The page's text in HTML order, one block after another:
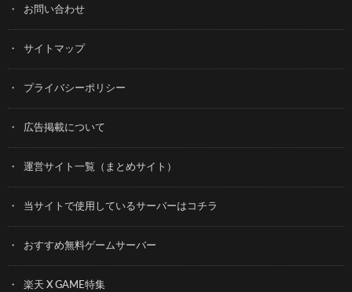
お問い合わせ
サイトマップ
プライバシーポリシー
広告掲載について
運営サイト一覧（まとめサイト）
当サイトで使用しているサーバーはコチラ
おすすめ無料ゲームサーバー
楽天 X GAME特集